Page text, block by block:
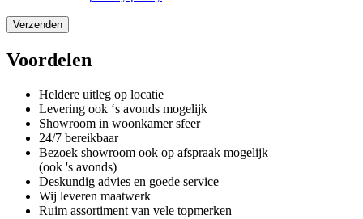
Voordelen
Heldere uitleg op locatie
Levering ook ‘s avonds mogelijk
Showroom in woonkamer sfeer
24/7 bereikbaar
Bezoek showroom ook op afspraak mogelijk
(ook 's avonds)
Deskundig advies en goede service
Wij leveren maatwerk
Ruim assortiment van vele topmerken